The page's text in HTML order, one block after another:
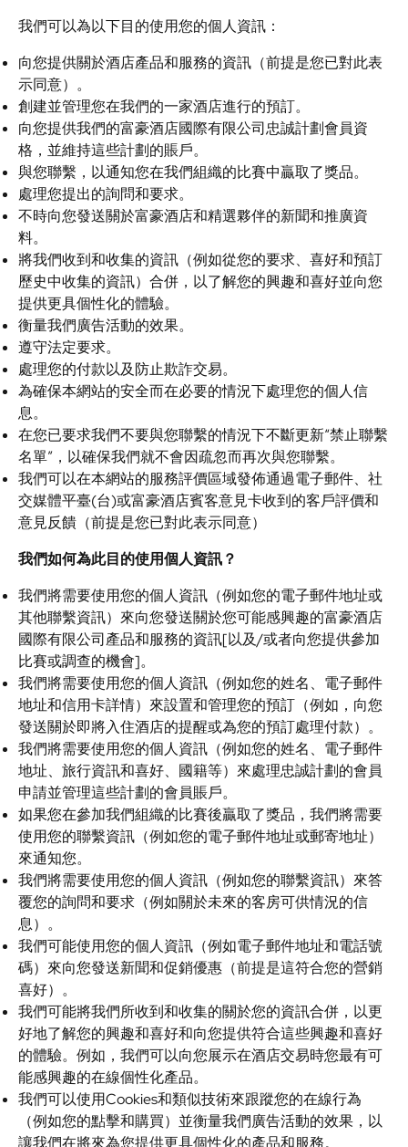
我們可以為以下目的使用您的個人資訊：
向您提供關於酒店產品和服務的資訊（前提是您已對此表
示同意）。
創建並管理您在我們的一家酒店進行的預訂。
向您提供我們的富豪酒店國際有限公司忠誠計劃會員資
格，並維持這些計劃的賬戶。
與您聯繫，以通知您在我們組織的比賽中贏取了獎品。
處理您提出的詢問和要求。
不時向您發送關於富豪酒店和精選夥伴的新聞和推廣資
料。
將我們收到和收集的資訊（例如從您的要求、喜好和預訂
歷史中收集的資訊）合併，以了解您的興趣和喜好並向您
提供更具個性化的體驗。
衡量我們廣告活動的效果。
遵守法定要求。
處理您的付款以及防止欺詐交易。
為確保本網站的安全而在必要的情況下處理您的個人信
息。
在您已要求我們不要與您聯繫的情況下不斷更新“禁止聯繫
名單”，以確保我們就不會因疏忽而再次與您聯繫。
我們可以在本網站的服務評價區域發佈通過電子郵件、社
交媒體平臺(台)或富豪酒店賓客意見卡收到的客戶評價和
意見反饋（前提是您已對此表示同意）
我們如何為此目的使用個人資訊？
我們將需要使用您的個人資訊（例如您的電子郵件地址或
其他聯繫資訊）來向您發送關於您可能感興趣的富豪酒店
國際有限公司產品和服務的資訊[以及/或者向您提供參加
比賽或調查的機會]。
我們將需要使用您的個人資訊（例如您的姓名、電子郵件
地址和信用卡詳情）來設置和管理您的預訂（例如，向您
發送關於即將入住酒店的提醒或為您的預訂處理付款）。
我們將需要使用您的個人資訊（例如您的姓名、電子郵件
地址、旅行資訊和喜好、國籍等）來處理忠誠計劃的會員
申請並管理這些計劃的會員賬戶。
如果您在參加我們組織的比賽後贏取了獎品，我們將需要
使用您的聯繫資訊（例如您的電子郵件地址或郵寄地址）
來通知您。
我們將需要使用您的個人資訊（例如您的聯繫資訊）來答
覆您的詢問和要求（例如關於未來的客房可供情況的信
息）。
我們可能使用您的個人資訊（例如電子郵件地址和電話號
碼）來向您發送新聞和促銷優惠（前提是這符合您的營銷
喜好）。
我們可能將我們所收到和收集的關於您的資訊合併，以更
好地了解您的興趣和喜好和向您提供符合這些興趣和喜好
的體驗。例如，我們可以向您展示在酒店交易時您最有可
能感興趣的在線個性化產品。
我們可以使用Cookies和類似技術來跟蹤您的在線行為
（例如您的點擊和購買）並衡量我們廣告活動的效果，以
讓我們在將來為您提供更具個性化的產品和服務。